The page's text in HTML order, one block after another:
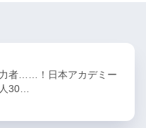
力者……！日本アカデミー
30…